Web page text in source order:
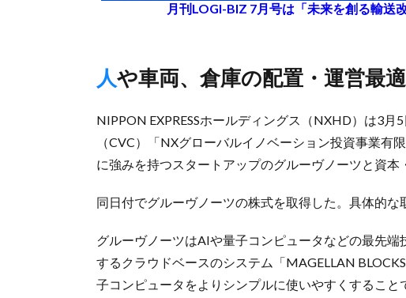
月刊LOGI-BIZ 7月号は「未来を創る輸送
人や車両、倉庫の配置・運営最
NIPPON EXPRESSホールディングス（NXHD）は3
（CVC）「NXグローバルイノベーション投資事業有
に強みを持つスタートアップのグルーヴノーツと資本
同日付でグルーヴノーツの株式を取得した。具体的な
グルーヴノーツはAIや量子コンピュータなどの最先
するクラウドベースのシステム「MAGELLAN
子コンピュータをよりシンプルに使いやすくするこ